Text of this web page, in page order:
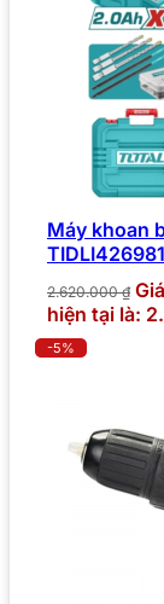
Máy khoan
TIDLI426981
2.620.000₫
hiện tại là:
-5%